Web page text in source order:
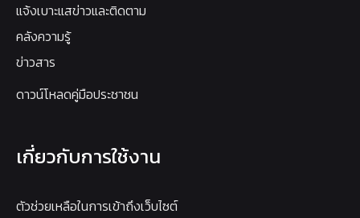
แจ้งเบาะแสข่าวและติดตาม
คลังความรู้
ข่าวสาร
ดาวน์โหลดคู่มือประชาชน
เกี่ยวกับการใช้งาน
ตัวช่วยเหลือในการเข้าถึงเว็บไซต์